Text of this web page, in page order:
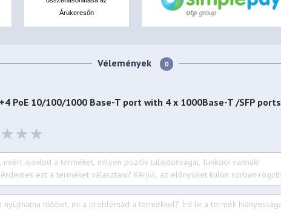
Árukeresőn
Vélemények 0
PoE 10/100/1000 Base-T port with 4 x 1000Base-T /SFP ports